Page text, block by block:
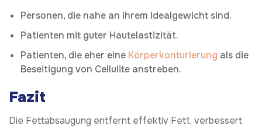
Personen, die nahe an ihrem Idealgewicht sind.
Patienten mit guter Hautelastizität.
Patienten, die eher eine Körperkonturierung als die
Beseitigung von Cellulite anstreben.
Fazit
Die Fettabsaugung entfernt effektiv Fett, verbessert